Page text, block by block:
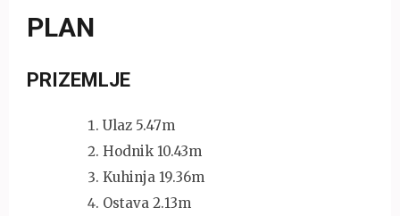
PLAN
PRIZEMLJE
Ulaz 5.47m
Hodnik 10.43m
Kuhinja 19.36m
Ostava 2.13m